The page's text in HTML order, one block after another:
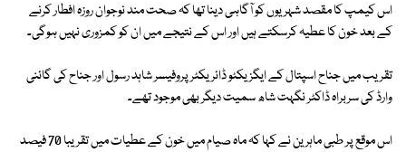
اس کیمپ کا مقصد شہریوں کو آگاہی دینا تھا کہ صحت مند نوجوان روزہ افطار کرنے
کے بعد خون کا عطیہ کرسکتے ہیں اور اس کے نتیجے میں ان کو کمزوری نہیں ہوگی۔
تقریب میں جناح اسپتال کے ایگزیکٹو ڈائریکٹر پروفیسر شاہد رسول اور جناح کی گائنی
وارڈ کی سربراہ ڈاکٹر نگہت شاھ سمیت دیگر بھی موجود تھے۔
اس موقع پر طبی ماہرین نے کہا کہ ماہ صیام میں خون کے عطیات میں تقریبا 70 فیصد